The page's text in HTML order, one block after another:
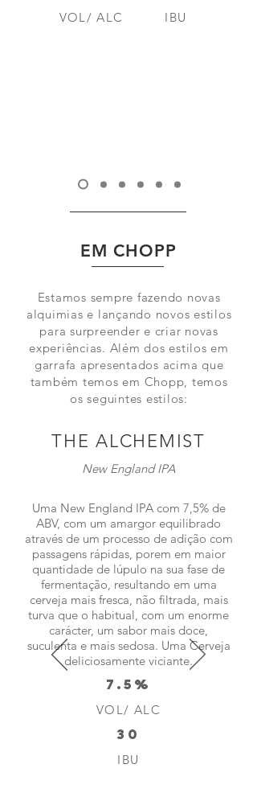
VOL/ ALC IBU
EM CHOPP
Estamos sempre fazendo novas
alquimias e lançando novos estilos
para surpreender e criar novas
experiências. Além dos estilos em
garrafa apresentados acima que
também temos em Chopp, temos
os seguintes estilos:
THE ALCHEMIST
New England IPA
Uma New England IPA com 7,5% de
ABV, com um amargor equilibrado
através de um processo de adição com
passagens rápidas, porem em maior
quantidade de lúpulo na sua fase de
fermentação, resultando em uma
cerveja mais fresca, não filtrada, mais
turva que o habitual, com um enorme
carácter, um sabor mais doce,
suculenta e mais sedosa. Uma Cerveja
deliciosamente viciante.
7.5%
VOL/ ALC
30
IBU